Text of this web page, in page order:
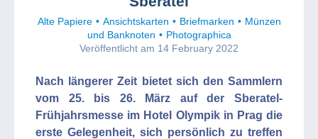
Alte Papiere Ansichtskarten Briefmarken
Münzen
und Banknoten
Photographica
Veröffentlicht am 14 February 2022
Nach längerer Zeit bietet sich den Sammlern
vom 25. bis 26. März auf der Sberatel-
Frühjahrsmesse im Hotel Olympik in Prag die
erste Gelegenheit, sich persönlich zu treffen